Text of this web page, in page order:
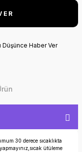
Düşünce Haber Ver
30 derece sıcaklıkta
ütüleme